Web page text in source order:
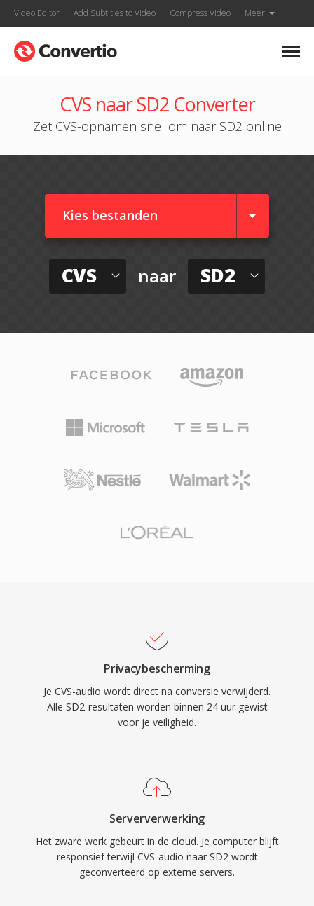
Video Editor Add Subtitles to Video Compress Video Meer
CVS naar SD2 Converter
Zet CVS-opnamen snel om naar SD2 online
Kies bestanden
CVS naar SD2
Privacybescherming
Je CVS-audio wordt direct na conversie verwijderd.
Alle SD2-resultaten worden binnen 24 uur gewist
voor je veiligheid.
Serververwerking
Het zware werk gebeurt in de cloud. Je computer blijft
responsief terwijl CVS-audio naar SD2 wordt
geconverteerd op externe servers.